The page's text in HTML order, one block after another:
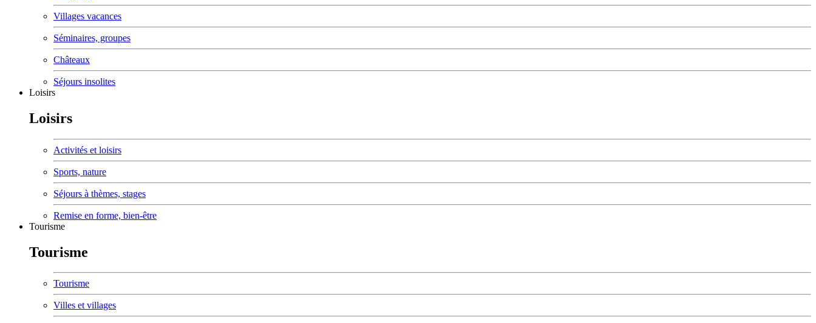
Villages vacances
Séminaires, groupes
Châteaux
Séjours insolites
Loisirs
Loisirs
Activités et loisirs
Sports, nature
Séjours à thèmes, stages
Remise en forme, bien-être
Tourisme
Tourisme
Tourisme
Villes et villages